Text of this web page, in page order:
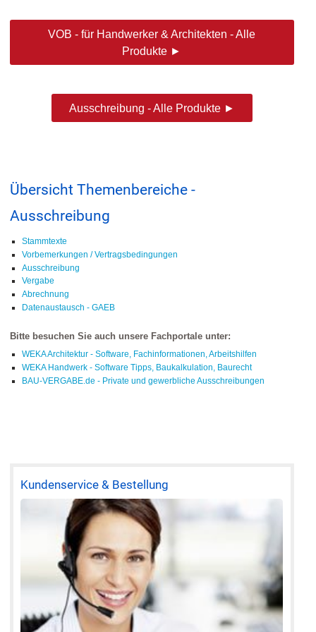
VOB - für Handwerker & Architekten - Alle
Produkte ►
Ausschreibung - Alle Produkte ►
Übersicht Themenbereiche -
Ausschreibung
Stammtexte
Vorbemerkungen / Vertragsbedingungen
Ausschreibung
Vergabe
Abrechnung
Datenaustausch - GAEB
Bitte besuchen Sie auch unsere Fachportale unter:
WEKA Architektur - Software, Fachinformationen, Arbeitshilfen
WEKA Handwerk - Software Tipps, Baukalkulation, Baurecht
BAU-VERGABE.de - Private und gewerbliche Ausschreibungen
Kundenservice & Bestellung